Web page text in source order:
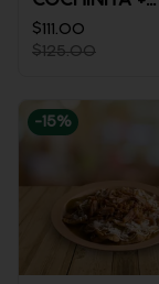
REFRESCO
$111.00
$125.00
-15%